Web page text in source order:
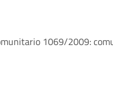
1069/2009: